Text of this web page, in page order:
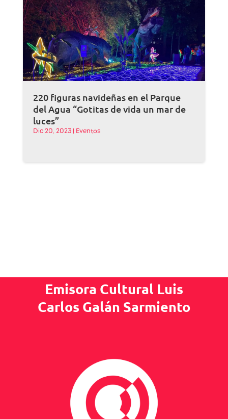
220 figuras navideñas en el Parque
del Agua “Gotitas de vida un mar de
luces”
Dic 20, 2023| Eventos
Emisora Cultural Luis
Carlos Galán Sarmiento